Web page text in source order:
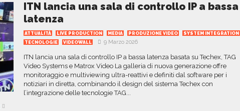
ITN lancia una sala di controllo IP a bassa
latenza
ATTUALITÀ LIVE PRODUCTION MEDIA PRODUZIONE VIDEO
SYSTEM INTEGRATION
TECNOLOGIE
VIDEOWALL 9 Marzo 2026
ITN lancia una sala di controllo IP a bassa latenza basata su Techex, TAG
Video Systems e Matrox Video La galleria di nuova generazione offre
monitoraggio e multiviewing ultra-reattivi e definiti dal software per i
notiziari in diretta, combinando il design del sistema Techex con
l’integrazione delle tecnologie TAG...